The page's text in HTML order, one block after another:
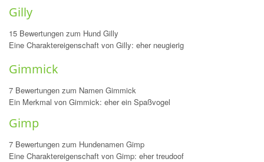
Gilly
15 Bewertungen zum Hund Gilly
Eine Charaktereigenschaft von Gilly: eher neugierig
Gimmick
7 Bewertungen zum Namen Gimmick
Ein Merkmal von Gimmick: eher ein Spaßvogel
Gimp
7 Bewertungen zum Hundenamen Gimp
Eine Charaktereigenschaft von Gimp: eher treudoof